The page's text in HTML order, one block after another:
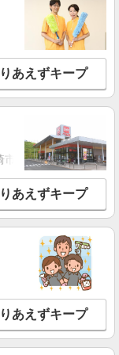
払い有/週払い有/交
を見る
！病院のパート看
通費全支給(ガソリ
細を見る
安定した働き方を★
あえずキープ
・太田市・館林市
あえずキープ
あえずキープ